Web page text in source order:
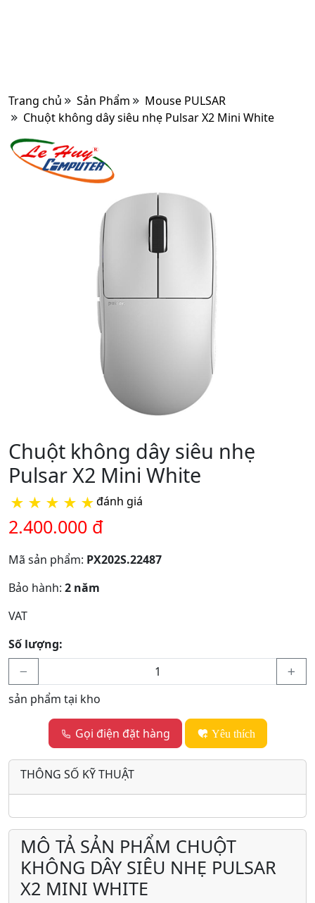
Trang chủ Sản Phẩm
Mouse PULSAR
Chuột không dây siêu nhẹ Pulsar X2 Mini White
Chuột không dây siêu nhẹ
Pulsar X2 Mini White
★ ★ ★ ★ ★đánh giá
2.400.000 đ
Mã sản phẩm: PX202S.22487
Bảo hành: 2 năm
VAT
Số lượng:
sản phẩm tại kho
Gọi điện đặt hàng Yêu thích
THÔNG SỐ KỸ THUẬT
MÔ TẢ SẢN PHẨM CHUỘT
KHÔNG DÂY SIÊU NHẸ PULSAR
X2 MINI WHITE